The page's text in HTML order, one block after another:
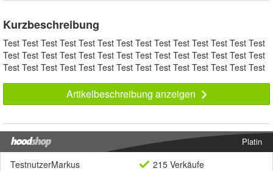
Kurzbeschreibung
Test Test Test Test Test Test Test Test Test Test Test Test Test Test
Test Test Test Test Test Test Test Test Test Test Test Test Test Test
Test Test Test Test Test Test Test Test Test Test Test Test Test Test
Artikelbeschreibung anzeigen
Platin
TestnutzerMarkus
215 Verkäufe